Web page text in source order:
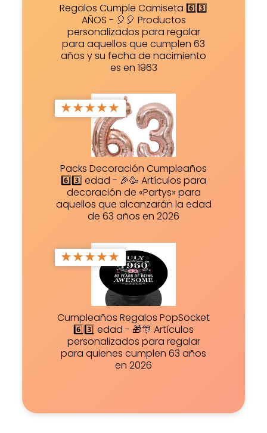
Regalos Cumple Camiseta 6️⃣3️⃣
AÑOS - 🎈🎈 Productos
personalizados para regalar
para aquellos que cumplen 63
años y su fecha de nacimiento
es en 1963
★★★★★
Packs Decoración Cumpleaños
6️⃣3️⃣ edad - 🎉🥳 Artículos para
decoración de «Partys» para
aquellos que alcanzarán la edad
de 63 años en 2026
★★★★★
Cumpleaños Regalos PopSocket
6️⃣3️⃣ edad - 🎁🎊 Artículos
personalizados para regalar
para quienes cumplen 63 años
en 2026